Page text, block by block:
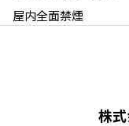
屋内全面禁煙
株